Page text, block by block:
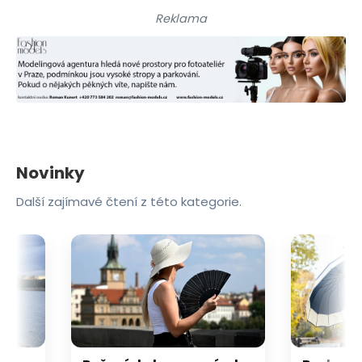
Reklama
Novinky
Další zajímavé čtení z této kategorie.